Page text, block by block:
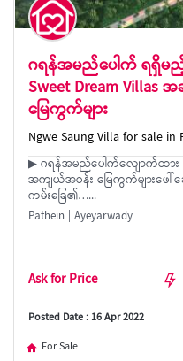
ဂရန်အမည်ပေါက် ရရှိမ
Sweet Dream Villas
မြေကွက်များ
Ngwe Saung Villa for sale
▶ ဂရန်အမည်ပေါက်လျောက်ထား
အကျယ်အဝန်း မြေကွက်များဖေါ်
ကမ်းခြေ၏…...
Pathein | Ayeyarwady
Ask for Price
Posted Date : 16 Apr 2022
For Sale